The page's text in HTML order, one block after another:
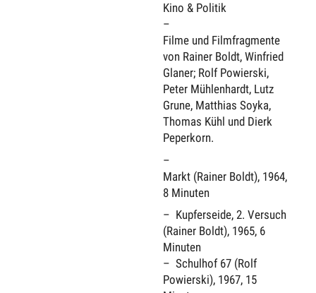
Kino & Politik
Filme und Filmfragmente
von Rainer Boldt, Winfried
Glaner; Rolf Powierski,
Peter Mühlenhardt, Lutz
Grune, Matthias Soyka,
Thomas Kühl und Dierk
Peperkorn.
Markt (Rainer Boldt), 1964,
8 Minuten
Kupferseide, 2. Versuch
(Rainer Boldt), 1965, 6
Minuten
Schulhof 67 (Rolf
Powierski), 1967, 15